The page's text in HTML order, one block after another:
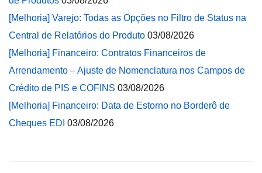
[Melhoria] Varejo: Todas as Opções no Filtro de Status na
Central de Relatórios do Produto 03/08/2026
[Melhoria] Financeiro: Contratos Financeiros de
Arrendamento – Ajuste de Nomenclatura nos Campos de
Crédito de PIS e COFINS 03/08/2026
[Melhoria] Financeiro: Data de Estorno no Borderô de
Cheques EDI 03/08/2026